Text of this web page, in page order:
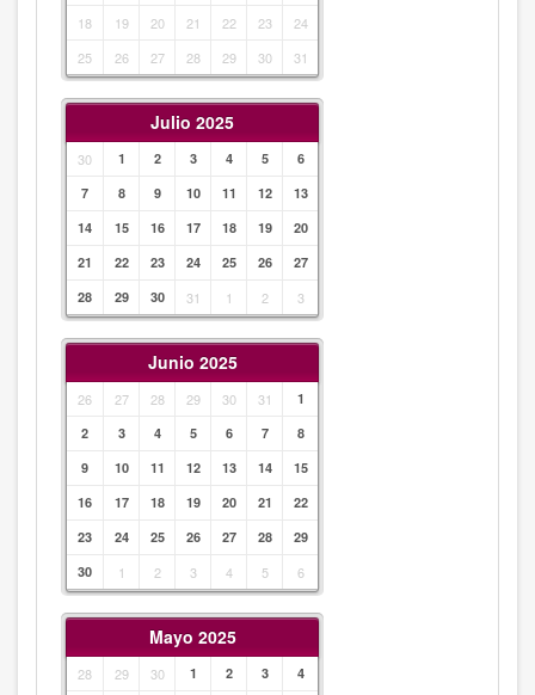
18
19 20 21 22 23
24
25
26 27 28 29 30 31
Julio 2025
30 1 2 3 4 5
6
7
8 9 10 11 12
13
14
15 16 17 18 19
20
21
22 23 24 25 26
27
28
29 30 31 1 2 3
Junio 2025
26 27 28 29 30 31
1
2
3 4 5 6 7
8
9
10 11 12 13 14
15
16
17 18 19 20 21
22
23
24 25 26 27 28
29
30
1 2 3 4 5 6
Mayo 2025
28 29 30 1 2 3 4